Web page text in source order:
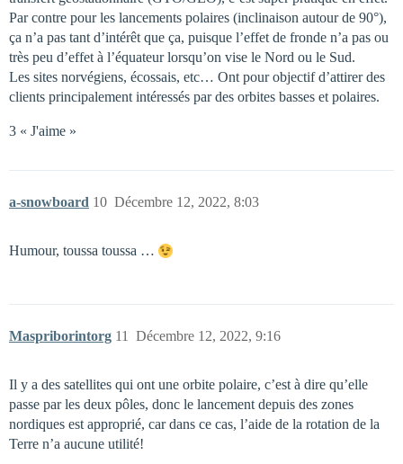
Par contre pour les lancements polaires (inclinaison autour de 90°),
ça n’a pas tant d’intérêt que ça, puisque l’effet de fronde n’a pas ou
très peu d’effet à l’équateur lorsqu’on vise le Nord ou le Sud.
Les sites norvégiens, écossais, etc… Ont pour objectif d’attirer des
clients principalement intéressés par des orbites basses et polaires.
3 « J'aime »
a-snowboard Décembre 12, 2022, 8:03
10
Humour, toussa toussa …
Maspriborintorg Décembre 12, 2022, 9:16
11
Il y a des satellites qui ont une orbite polaire, c’est à dire qu’elle
passe par les deux pôles, donc le lancement depuis des zones
nordiques est approprié, car dans ce cas, l’aide de la rotation de la
Terre n’a aucune utilité!